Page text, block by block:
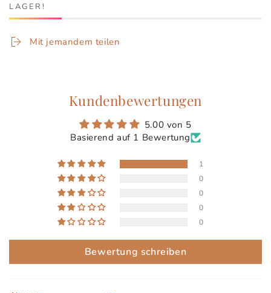
LAGER!
Mit jemandem teilen
Kundenbewertungen
5.00 von 5
Basierend auf 1 Bewertung
1
0
0
0
0
Bewertung schreiben